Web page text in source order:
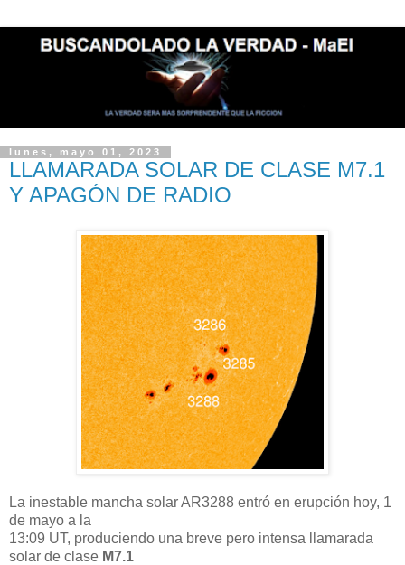
lunes, mayo 01, 2023
LLAMARADA SOLAR DE CLASE M7.1
Y APAGÓN DE RADIO
La inestable mancha solar AR3288 entró en erupción hoy, 1
de mayo a la
13:09 UT, produciendo una breve pero intensa llamarada
solar de clase M7.1